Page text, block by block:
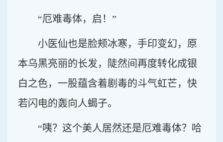
“厄难毒体，启！”
小医仙也是脸颊冰寒，手印变幻，原
本乌黑亮丽的长发，陡然间再度转化成银
白之色，一股蕴含着剧毒的斗气虹芒，快
若闪电的轰向人蝎子。
“咦？这个美人居然还是厄难毒体？哈